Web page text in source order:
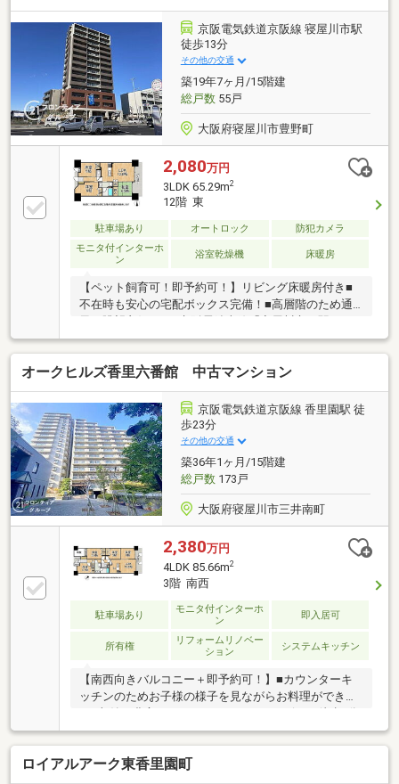
換、トイレ交換※地代は月額9 100円と表示されていま
すが、年額9 100円です※解体準備金：3 850円/月、専
用庭使用料：1 300円/月
京阪電気鉄道京阪線 寝屋川市駅
徒歩13分
その他の交通
築19年7ヶ月/15階建
総戸数55戸
大阪府寝屋川市豊野町
2,080万円
3LDK 65.29m2
12階 東
駐車場あり オートロック
防犯カメラ
モニタ付インターホ
ン
浴室乾燥機 床暖房
【ペット飼育可！即予約可！】リビング床暖房付き■
不在時も安心の宅配ボックス完備！■高層階のため通
徒歩13分で通勤通学が便利ですね
オークヒルズ香里六番館 中古マンション
京阪電気鉄道京阪線 香里園駅 徒
歩23分
その他の交通
築36年1ヶ月/15階建
総戸数173戸
大阪府寝屋川市三井南町
2,380万円
4LDK 85.66m2
3階 南西
駐車場あり
モニタ付インターホ
ン
即入居可
所有権
リフォームリノベー
ション
システムキッチン
【南西向きバルコニー＋即予約可！】■カウンターキ
ッチンのためお子様の様子を見ながらお料理ができま
圏内で買い物至便
ロイアルアーク東香里園町